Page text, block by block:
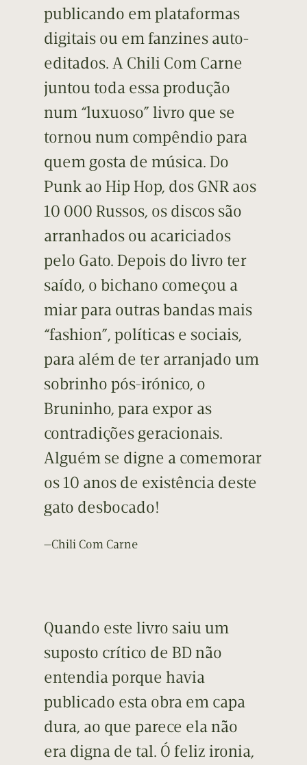
publicando em plataformas
digitais ou em fanzines auto-
editados. A Chili Com Carne
juntou toda essa produção
num “luxuoso” livro que se
tornou num compêndio para
quem gosta de música. Do
Punk ao Hip Hop, dos GNR aos
10 000 Russos, os discos são
arranhados ou acariciados
pelo Gato. Depois do livro ter
saído, o bichano começou a
miar para outras bandas mais
“fashion”, políticas e sociais,
para além de ter arranjado um
sobrinho pós-irónico, o
Bruninho, para expor as
contradições geracionais.
Alguém se digne a comemorar
os 10 anos de existência deste
gato desbocado!
—Chili Com Carne
Quando este livro saiu um
suposto crítico de BD não
entendia porque havia
publicado esta obra em capa
dura, ao que parece ela não
era digna de tal. Ó feliz ironia,